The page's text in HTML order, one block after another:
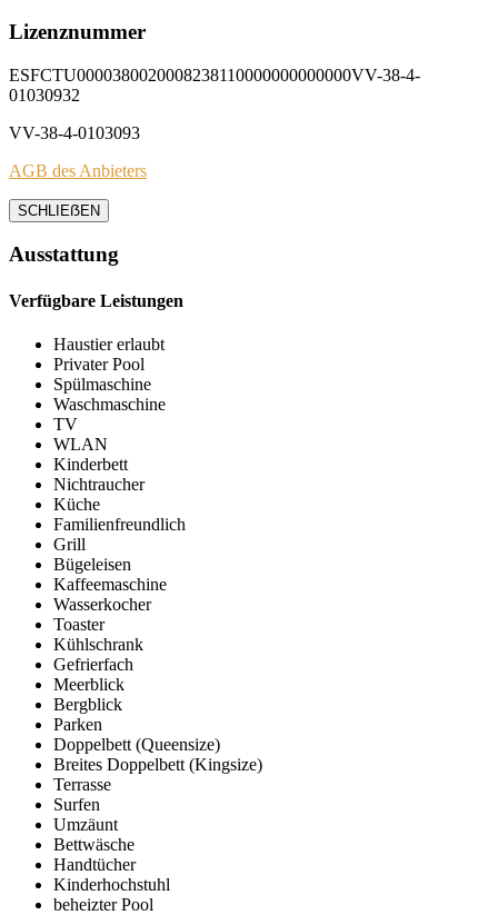
Lizenznummer
ESFCTU0000380020008238110000000000000VV-38-4-
01030932
VV-38-4-0103093
AGB des Anbieters
SCHLIEẞEN
Ausstattung
Verfügbare Leistungen
Haustier erlaubt
Privater Pool
Spülmaschine
Waschmaschine
TV
WLAN
Kinderbett
Nichtraucher
Küche
Familienfreundlich
Grill
Bügeleisen
Kaffeemaschine
Wasserkocher
Toaster
Kühlschrank
Gefrierfach
Meerblick
Bergblick
Parken
Doppelbett (Queensize)
Breites Doppelbett (Kingsize)
Terrasse
Surfen
Umzäunt
Bettwäsche
Handtücher
Kinderhochstuhl
beheizter Pool